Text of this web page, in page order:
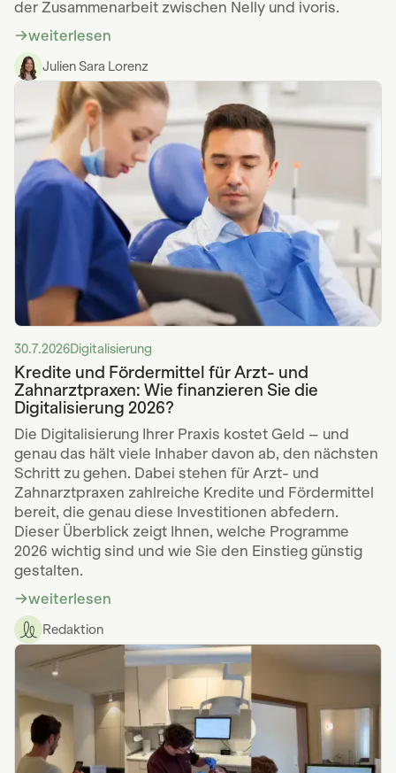
der Zusammenarbeit zwischen Nelly und ivoris.
weiterlesen
Julien Sara Lorenz
30.7.2026Digitalisierung
Kredite und Fördermittel für Arzt- und
Zahnarztpraxen: Wie finanzieren Sie die
Digitalisierung 2026?
Die Digitalisierung Ihrer Praxis kostet Geld – und
genau das hält viele Inhaber davon ab, den nächsten
Schritt zu gehen. Dabei stehen für Arzt- und
Zahnarztpraxen zahlreiche Kredite und Fördermittel
bereit, die genau diese Investitionen abfedern.
Dieser Überblick zeigt Ihnen, welche Programme
2026 wichtig sind und wie Sie den Einstieg günstig
gestalten.
weiterlesen
Redaktion